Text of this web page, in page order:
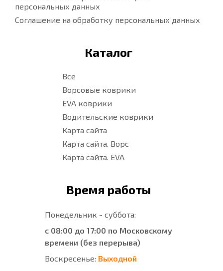
персональных данных
Соглашение на обработку персональных данных
Каталог
Все
Ворсовые коврики
EVA коврики
Водительские коврики
Карта сайта
Карта сайта. Ворс
Карта сайта. EVA
Время работы
Понедельник - суббота:
с 08:00 до 17:00 по Московскому
времени (без перерыва)
Воскресенье: Выходной